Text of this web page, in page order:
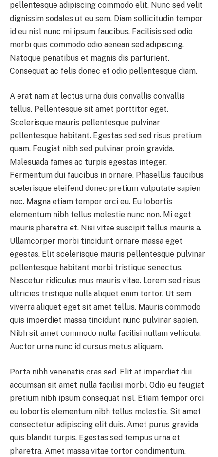
pellentesque adipiscing commodo elit. Nunc sed velit
dignissim sodales ut eu sem. Diam sollicitudin tempor
id eu nisl nunc mi ipsum faucibus. Facilisis sed odio
morbi quis commodo odio aenean sed adipiscing.
Natoque penatibus et magnis dis parturient.
Consequat ac felis donec et odio pellentesque diam.
A erat nam at lectus urna duis convallis convallis
tellus. Pellentesque sit amet porttitor eget.
Scelerisque mauris pellentesque pulvinar
pellentesque habitant. Egestas sed sed risus pretium
quam. Feugiat nibh sed pulvinar proin gravida.
Malesuada fames ac turpis egestas integer.
Fermentum dui faucibus in ornare. Phasellus faucibus
scelerisque eleifend donec pretium vulputate sapien
nec. Magna etiam tempor orci eu. Eu lobortis
elementum nibh tellus molestie nunc non. Mi eget
mauris pharetra et. Nisi vitae suscipit tellus mauris a.
Ullamcorper morbi tincidunt ornare massa eget
egestas. Elit scelerisque mauris pellentesque pulvinar
pellentesque habitant morbi tristique senectus.
Nascetur ridiculus mus mauris vitae. Lorem sed risus
ultricies tristique nulla aliquet enim tortor. Ut sem
viverra aliquet eget sit amet tellus. Mauris commodo
quis imperdiet massa tincidunt nunc pulvinar sapien.
Nibh sit amet commodo nulla facilisi nullam vehicula.
Auctor urna nunc id cursus metus aliquam.
Porta nibh venenatis cras sed. Elit at imperdiet dui
accumsan sit amet nulla facilisi morbi. Odio eu feugiat
pretium nibh ipsum consequat nisl. Etiam tempor orci
eu lobortis elementum nibh tellus molestie. Sit amet
consectetur adipiscing elit duis. Amet purus gravida
quis blandit turpis. Egestas sed tempus urna et
pharetra. Amet massa vitae tortor condimentum.